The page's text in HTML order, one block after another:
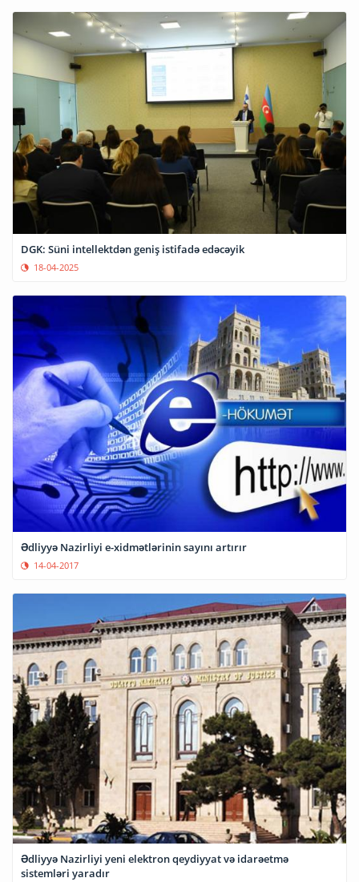
DGK: Süni intellektdən geniş istifadə edəcəyik
18-04-2025
Ədliyyə Nazirliyi e-xidmətlərinin sayını artırır
14-04-2017
Ədliyyə Nazirliyi yeni elektron qeydiyyat və idarəetmə
sistemləri yaradır